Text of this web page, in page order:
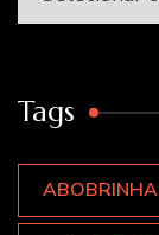
Tags
ABOBRINHA